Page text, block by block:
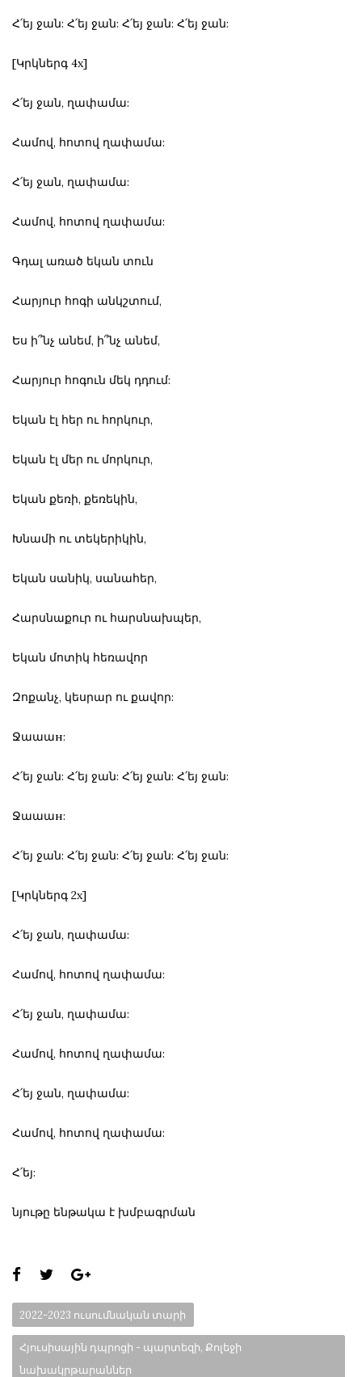
Հ՛եյ ջան: Հ՛եյ ջան: Հ՛եյ ջան: Հ՛եյ ջան:
[Կրկներգ 4x]
Հ՛եյ ջան, ղափամա:
Համով, հոտով ղափամա:
Հ՛եյ ջան, ղափամա:
Համով, հոտով ղափամա:
Գդալ առած եկան տուն
Հարյուր հոգի անկշտում,
Ես ի՞նչ անեմ, ի՞նչ անեմ,
Հարյուր հոգուն մեկ դդում:
Եկան էլ հեր ու հորկուր,
Եկան էլ մեր ու մորկուր,
Եկան քեռի, քեռեկին,
Խնամի ու տեկերիկին,
Եկան սանիկ, սանահեր,
Հարսնաքուր ու հարսնախպեր,
Եկան մոտիկ հեռավոր
Զոքանչ, կեսրար ու քավոր:
Ջաաաн:
Հ՛եյ ջան: Հ՛եյ ջան: Հ՛եյ ջան: Հ՛եյ ջան:
Ջաաաн:
Հ՛եյ ջան: Հ՛եյ ջան: Հ՛եյ ջան: Հ՛եյ ջան:
[Կրկներգ 2x]
Հ՛եյ ջան, ղափամա:
Համով, հոտով ղափամա:
Հ՛եյ ջան, ղափամա:
Համով, հոտով ղափամա:
Հ՛եյ ջան, ղափամա:
Համով, հոտով ղափամա:
Հ՛եյ:
նյութը ենթակա է խմբագրման
Share
page:
Categories:
2022-2023 ուսումնական տարի
Հյուսիսային դպրոցի - պարտեզի, Քոլեջի
նախակրթարաններ